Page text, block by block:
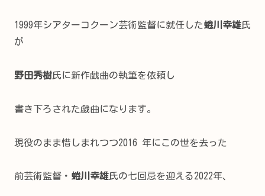
1999年シアターコクーン芸術監督に就任した蜷川幸雄氏
が
野田秀樹氏に新作戯曲の執筆を依頼し
書き下ろされた戯曲になります。
現役のまま惜しまれつつ2016 年にこの世を去った
前芸術監督・ 蜷川幸雄氏の七回忌を迎える2022年、